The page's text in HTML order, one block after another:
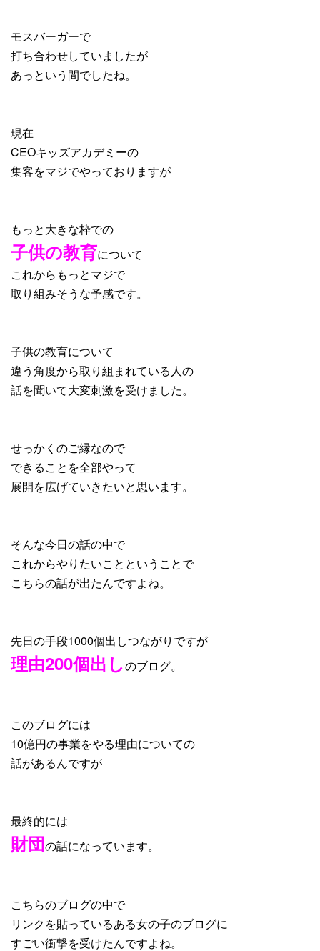
モスバーガーで
打ち合わせしていましたが
あっという間でしたね。
現在
CEOキッズアカデミーの
集客をマジでやっておりますが
もっと大きな枠での
子供の教育について
これからもっとマジで
取り組みそうな予感です。
子供の教育について
違う角度から取り組まれている人の
話を聞いて大変刺激を受けました。
せっかくのご縁なので
できることを全部やって
展開を広げていきたいと思います。
そんな今日の話の中で
これからやりたいことということで
こちらの話が出たんですよね。
先日の手段1000個出しつながりですが
理由200個出しのブログ。
このブログには
10億円の事業をやる理由についての
話があるんですが
最終的には
財団の話になっています。
こちらのブログの中で
リンクを貼っているある女の子のブログに
すごい衝撃を受けたんですよね。